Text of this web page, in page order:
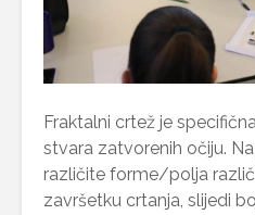
Fraktalni crtež je
stvara zatvorenih očiju.
različite forme/polja
završetku crtanja, slijedi